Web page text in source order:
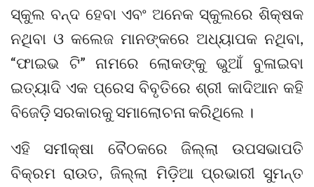
ସ୍କୁଲ ବନ୍ଦ ହେବା ଏବଂ ଅନେକ ସ୍କୁଲରେ ଶିକ୍ଷକ
ନଥିବା ଓ କଲେଜ ମାନଙ୍କରେ ଅଧ୍ୟାପକ ନଥିବା,
“ଫାଇଭ ଟି” ନାମରେ ଲୋକଙ୍କୁ ଭୁଆଁ ବୁଳାଇବା
ଇତ୍ୟାଦି ଏକ ପ୍ରେସ ବିବୃତିରେ ଶ୍ରୀ କାଦିଆନ କହି
ବିଜେଡ଼ି ସରକାରକୁ ସମାଲୋଚନା କରିଥିଲେ ।
ଏହି ସମୀକ୍ଷା ବୈଠକରେ ଜିଲ୍ଲା ଉପସଭାପତି
ବିକ୍ରମ ରାଉତ, ଜିଲ୍ଲା ମିଡ଼ିଆ ପ୍ରଭାରୀ ସୁମନ୍ତ